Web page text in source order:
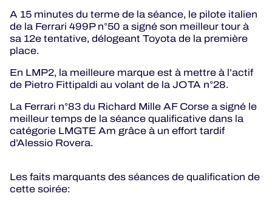
A 15 minutes du terme de la séance, le pilote italien
de la Ferrari 499P n°50 a signé son meilleur tour à
sa 12e tentative, délogeant Toyota de la première
place.
En LMP2, la meilleure marque est à mettre à l’actif
de Pietro Fittipaldi au volant de la JOTA n°28.
La Ferrari n°83 du Richard Mille AF Corse a signé le
meilleur temps de la séance qualificative dans la
catégorie LMGTE Am grâce à un effort tardif
d’Alessio Rovera.
Les faits marquants des séances de qualification de
cette soirée: